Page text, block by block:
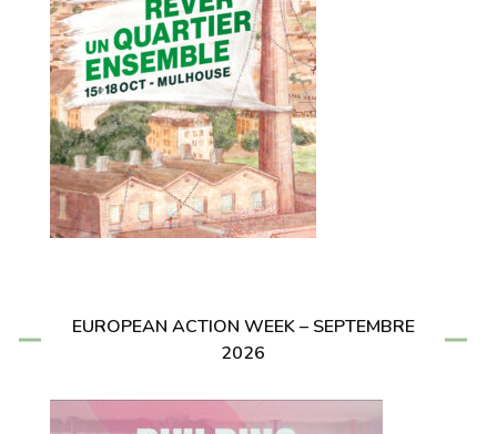
EUROPEAN ACTION WEEK – SEPTEMBRE
2026